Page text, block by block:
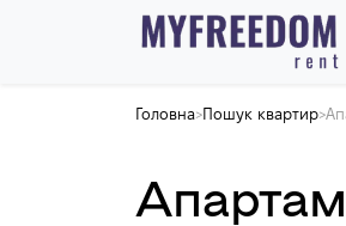
Головна>Пошук квартир>